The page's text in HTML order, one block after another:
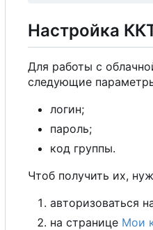
Настройка
Для работы с
следующие
логин;
пароль;
код группы.
Чтоб получить их,
авторизоваться
на странице Мои